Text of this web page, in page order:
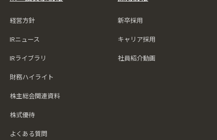
経営方針
IRニュース
IRライブラリ
財務ハイライト
株主総会関連資料
株式優待
よくある質問
新卒採用
キャリア採用
社員紹介動画